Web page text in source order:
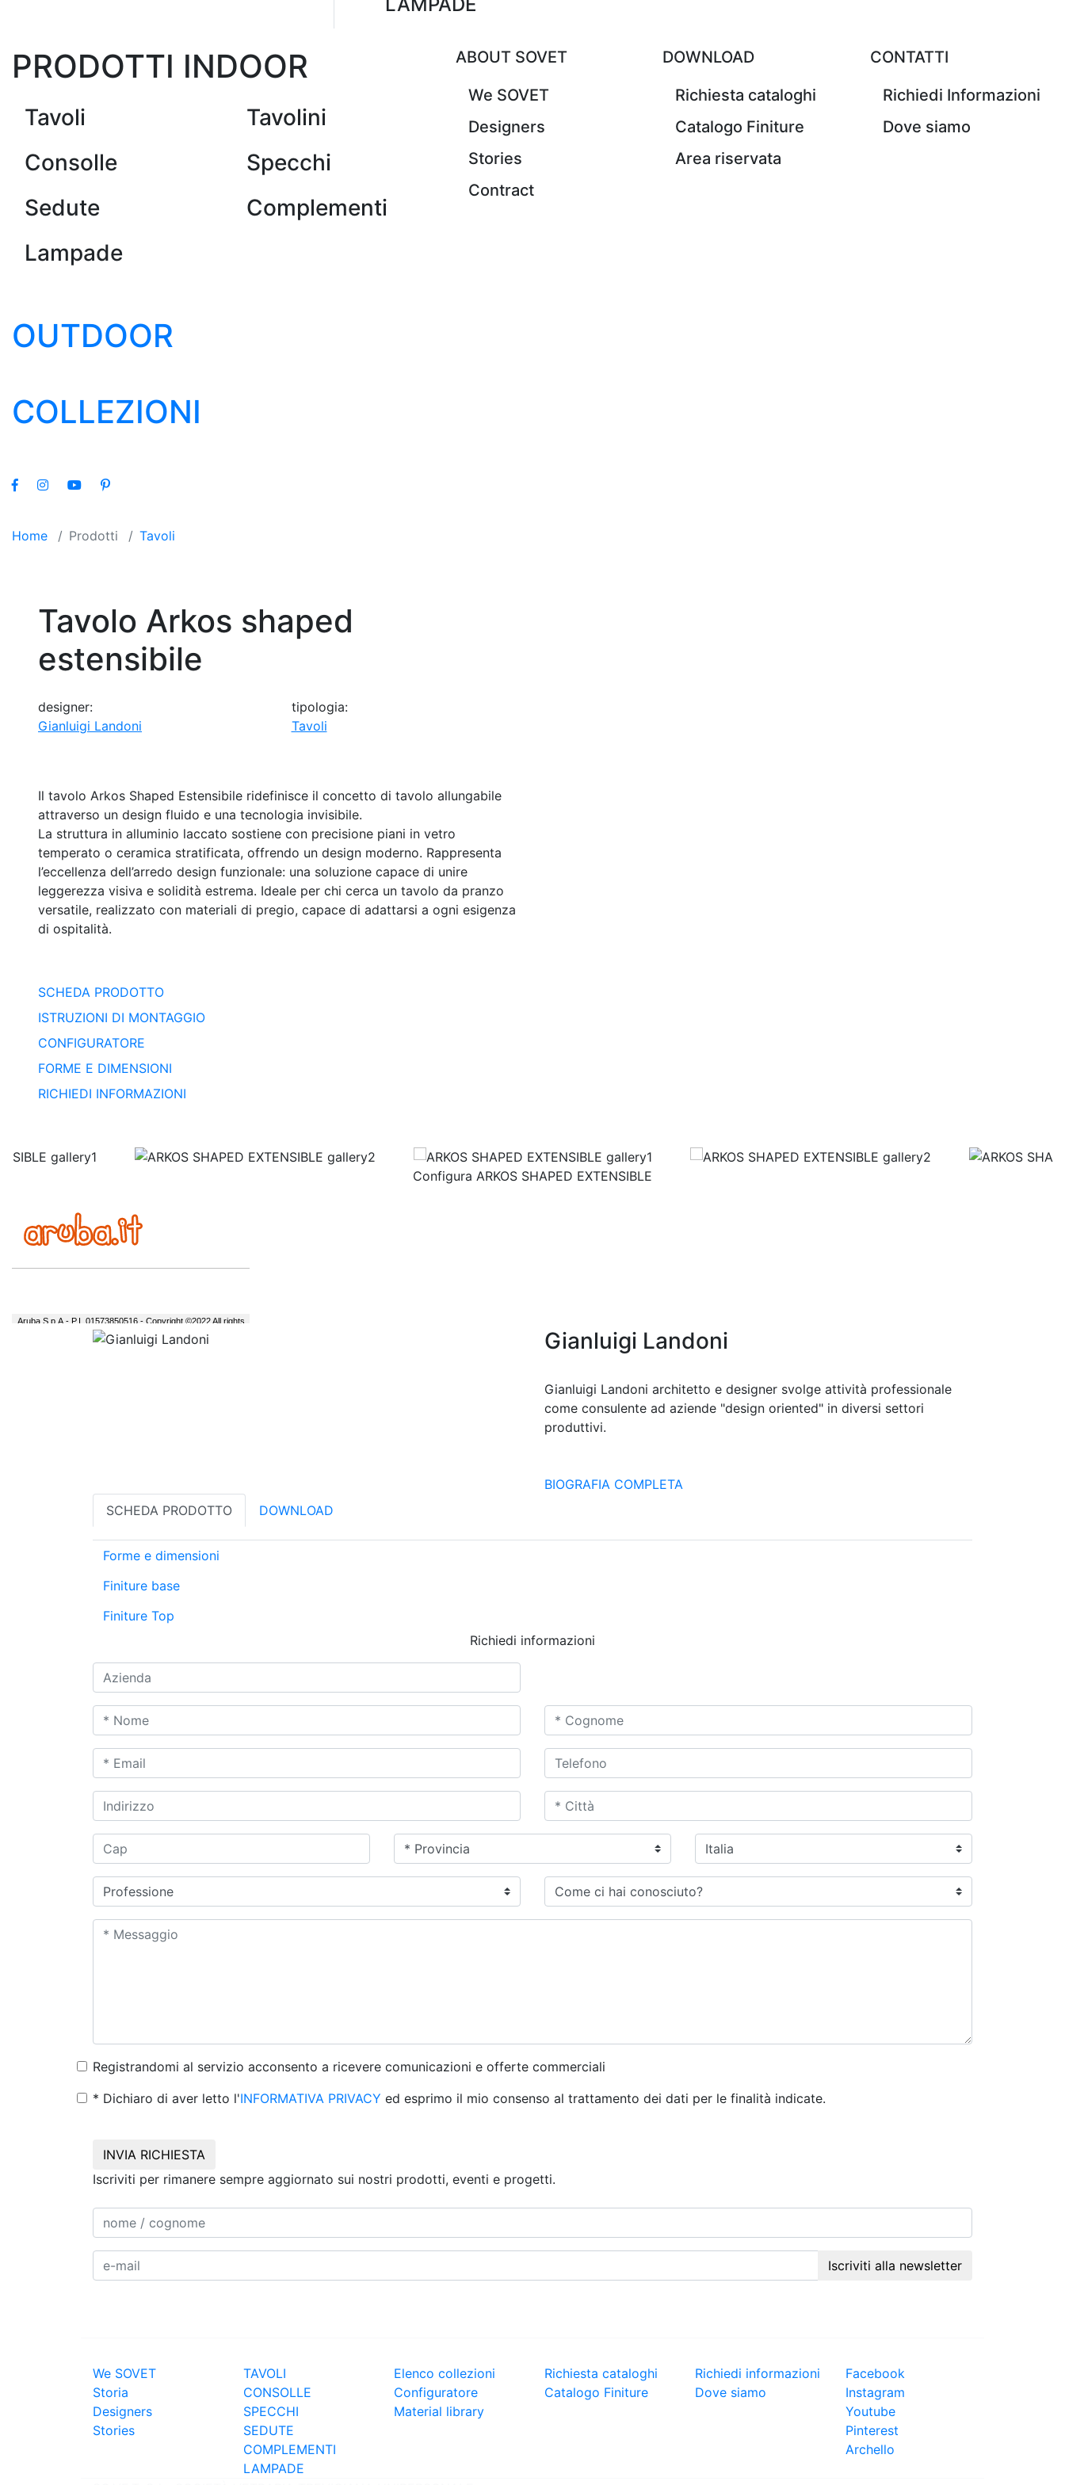
PRODOTTI INDOOR
Tavoli
Tavolini
Consolle
Specchi
Sedute
Complementi
Lampade
OUTDOOR
COLLEZIONI
ABOUT SOVET
We SOVET
Designers
Stories
Contract
DOWNLOAD
Richiesta cataloghi
Catalogo Finiture
Area riservata
CONTATTI
Richiedi Informazioni
Dove siamo
Home / Prodotti / Tavoli
Tavolo Arkos shaped
estensibile
designer:
Gianluigi Landoni
tipologia:
Tavoli
Il tavolo Arkos Shaped Estensibile ridefinisce il concetto di tavolo allungabile
attraverso un design fluido e una tecnologia invisibile.
La struttura in alluminio laccato sostiene con precisione piani in vetro
temperato o ceramica stratificata, offrendo un design moderno. Rappresenta
l’eccellenza dell’arredo design funzionale: una soluzione capace di unire
leggerezza visiva e solidità estrema. Ideale per chi cerca un tavolo da pranzo
versatile, realizzato con materiali di pregio, capace di adattarsi a ogni esigenza
di ospitalità.
SCHEDA PRODOTTO
ISTRUZIONI DI MONTAGGIO
CONFIGURATORE
FORME E DIMENSIONI
RICHIEDI INFORMAZIONI
Configura ARKOS SHAPED EXTENSIBLE
Gianluigi Landoni
Gianluigi Landoni architetto e designer svolge attività professionale
come consulente ad aziende "design oriented" in diversi settori
produttivi.
BIOGRAFIA COMPLETA
SCHEDA PRODOTTO
DOWNLOAD
Forme e dimensioni
Finiture base
Finiture Top
Richiedi informazioni
Registrandomi al servizio acconsento a ricevere comunicazioni e offerte commerciali
* Dichiaro di aver letto l'INFORMATIVA PRIVACY ed esprimo il mio consenso al trattamento dei dati per le finalità indicate.
INVIA RICHIESTA
Iscriviti per rimanere sempre aggiornato sui nostri prodotti, eventi e progetti.
Iscriviti alla newsletter
We SOVET
Storia
Designers
Stories
TAVOLI
CONSOLLE
SPECCHI
SEDUTE
COMPLEMENTI
LAMPADE
Elenco collezioni
Configuratore
Material library
Richiesta cataloghi
Catalogo Finiture
Richiedi informazioni
Dove siamo
Facebook
Instagram
Youtube
Pinterest
Archello